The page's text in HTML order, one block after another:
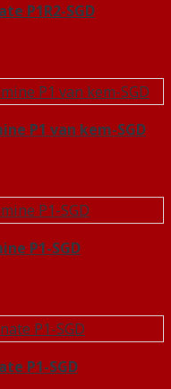
P1R2-SGD
P1 van kem-SGD
P1-SGD
P1-SGD